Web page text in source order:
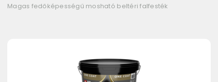
Magas fedőképességű mosható beltéri falfesték